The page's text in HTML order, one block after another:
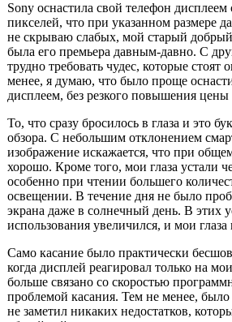
Sony оснастила свой телефон
пикселей, что при указанном размере
не скрываю слабых, мой старый
была его премьера давным-давно. С
трудно требовать чудес, которые стоят
менее, я думаю, что было проще
дисплеем, без резкого повышения
То, что сразу бросилось в глаза и это
обзора. С небольшим отклонением
изображение искажается, что при
хорошо. Кроме того, мои глаза устали
особенно при чтении большего
освещении. В течение дня не было
экрана даже в солнечный день. В этих
использования увеличился, и мои глаза
Само касание было практически
когда дисплей реагировал только на
больше связано со скоростью
проблемой касания. Тем не менее,
не заметил никаких недостатков,